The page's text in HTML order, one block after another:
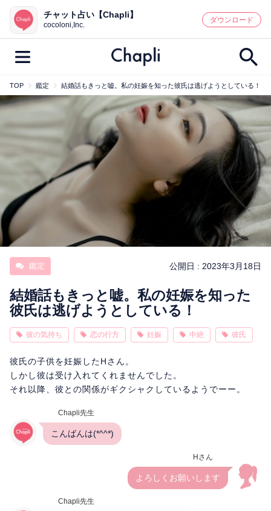
鑑定記事・占い師検索
最新記事一覧
人気記事一覧
鑑定 占い師 キャンペーン
キーワード別
今週の運勢 彼氏 片思い 結婚
相性
チャット占い【Chapli】
cocoloni,Inc.
ダウンロード
TOP 鑑定 結婚話もきっと嘘。私の妊娠を知った彼氏は逃げようとしている！
鑑定 公開日 : 2023年3月18日
結婚話もきっと嘘。私の妊娠を知った
彼氏は逃げようとしている！
彼の気持ち 恋の行方 妊娠 中絶 彼氏
彼氏の子供を妊娠したHさん。
しかし彼は受け入れてくれませんでした。
それ以降、彼との関係がギクシャクしているようでーー。
Chapli先生
こんばんは(*^^*)
Hさん
よろしくお願いします
Chapli先生